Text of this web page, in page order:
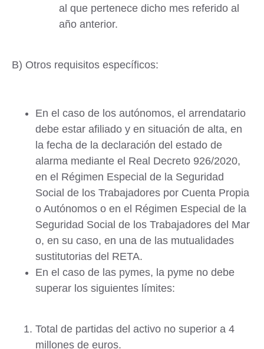
al que pertenece dicho mes referido al
año anterior.
B) Otros requisitos específicos:
En el caso de los autónomos, el arrendatario
debe estar afiliado y en situación de alta, en
la fecha de la declaración del estado de
alarma mediante el Real Decreto 926/2020,
en el Régimen Especial de la Seguridad
Social de los Trabajadores por Cuenta Propia
o Autónomos o en el Régimen Especial de la
Seguridad Social de los Trabajadores del Mar
o, en su caso, en una de las mutualidades
sustitutorias del RETA.
En el caso de las pymes, la pyme no debe
superar los siguientes límites:
Total de partidas del activo no superior a 4
millones de euros.